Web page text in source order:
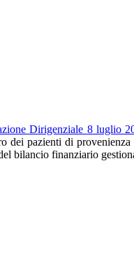
Dirigenziale 8 luglio
pazienti di
bilancio finanziario